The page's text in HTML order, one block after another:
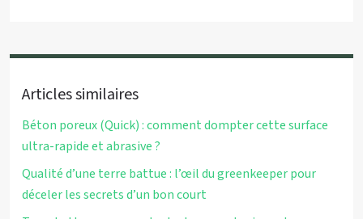
Articles similaires
Béton poreux (Quick) : comment dompter cette surface
ultra-rapide et abrasive ?
Qualité d’une terre battue : l’œil du greenkeeper pour
déceler les secrets d’un bon court